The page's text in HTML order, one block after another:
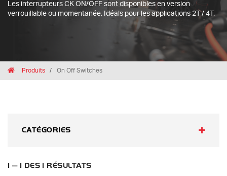
Les interrupteurs CK ON/OFF sont disponibles en version
verrouillable ou momentanée. Idéals pour les applications 2T / 4T.
HomeProduits On Off Switches
CATÉGORIES
1 — 1 DES 1 RÉSULTATS